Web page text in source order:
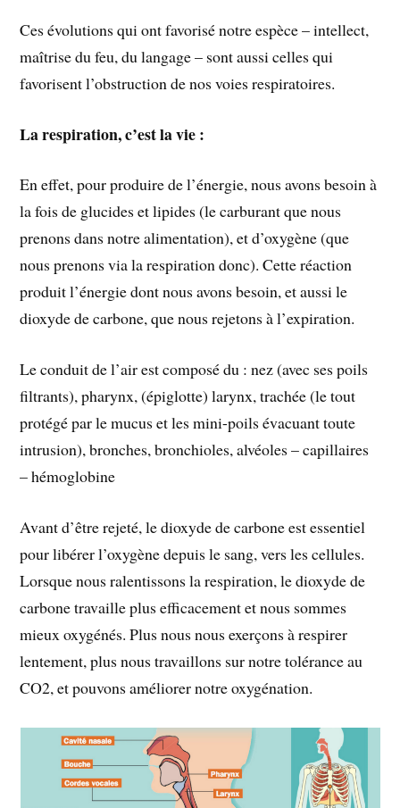
Ces évolutions qui ont favorisé notre espèce – intellect,
maîtrise du feu, du langage – sont aussi celles qui
favorisent l’obstruction de nos voies respiratoires.
La respiration, c’est la vie :
En effet, pour produire de l’énergie, nous avons besoin à
la fois de glucides et lipides (le carburant que nous
prenons dans notre alimentation), et d’oxygène (que
nous prenons via la respiration donc). Cette réaction
produit l’énergie dont nous avons besoin, et aussi le
dioxyde de carbone, que nous rejetons à l’expiration.
Le conduit de l’air est composé du : nez (avec ses poils
filtrants), pharynx, (épiglotte) larynx, trachée (le tout
protégé par le mucus et les mini-poils évacuant toute
intrusion), bronches, bronchioles, alvéoles – capillaires
– hémoglobine
Avant d’être rejeté, le dioxyde de carbone est essentiel
pour libérer l’oxygène depuis le sang, vers les cellules.
Lorsque nous ralentissons la respiration, le dioxyde de
carbone travaille plus efficacement et nous sommes
mieux oxygénés. Plus nous nous exerçons à respirer
lentement, plus nous travaillons sur notre tolérance au
CO2, et pouvons améliorer notre oxygénation.